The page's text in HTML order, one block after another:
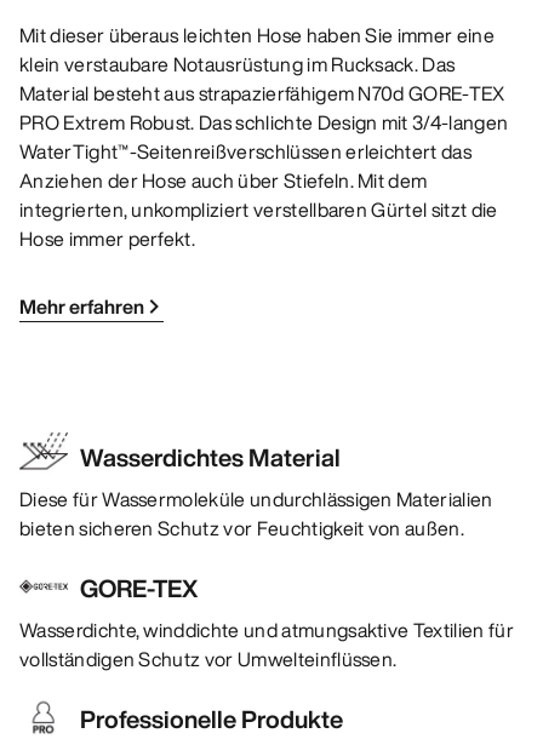
Mit dieser überaus leichten Hose haben Sie immer eine
klein verstaubare Notausrüstung im Rucksack. Das
Material besteht aus strapazierfähigem N70d GORE-TEX
PRO Extrem Robust. Das schlichte Design mit 3/4-langen
WaterTight™-Seitenreißverschlüssen erleichtert das
Anziehen der Hose auch über Stiefeln. Mit dem
integrierten, unkompliziert verstellbaren Gürtel sitzt die
Hose immer perfekt.
Mehr erfahren
Wasserdichtes Material
Diese für Wassermoleküle undurchlässigen Materialien
bieten sicheren Schutz vor Feuchtigkeit von außen.
GORE-TEX
Wasserdichte, winddichte und atmungsaktive Textilien für
vollständigen Schutz vor Umwelteinflüssen.
Professionelle Produkte